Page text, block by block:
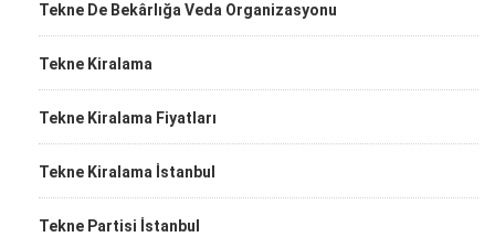
Tekne De Bekârlığa Veda Organizasyonu
Tekne Kiralama
Tekne Kiralama Fiyatları
Tekne Kiralama İstanbul
Tekne Partisi İstanbul